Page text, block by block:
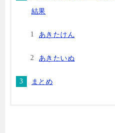
結果
あきたけん
あきたいぬ
まとめ